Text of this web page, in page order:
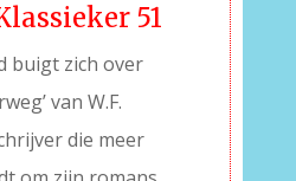
51
buigt zich over
van W.F.
die meer